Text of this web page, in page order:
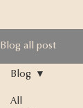
Blog all post
All
Blog